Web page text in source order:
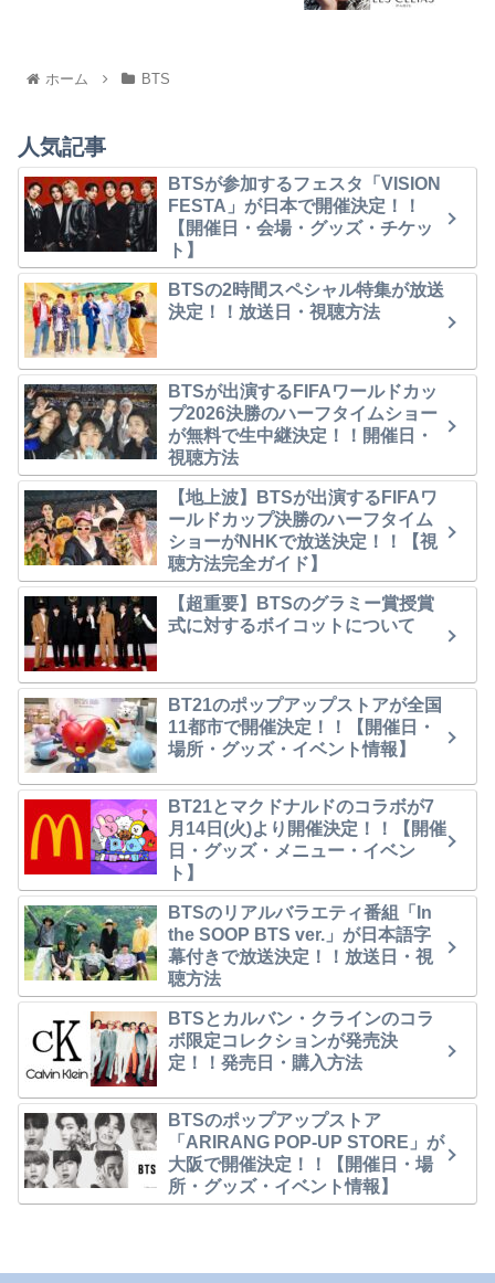
ホーム BTS
人気記事
BTSが参加するフェスタ「VISION
FESTA」が日本で開催決定！！
【開催日・会場・グッズ・チケッ
ト】
BTSの2時間スペシャル特集が放送
決定！！放送日・視聴方法
BTSが出演するFIFAワールドカッ
プ2026決勝のハーフタイムショー
が無料で生中継決定！！開催日・
視聴方法
【地上波】BTSが出演するFIFAワ
ールドカップ決勝のハーフタイム
ショーがNHKで放送決定！！【視
聴方法完全ガイド】
【超重要】BTSのグラミー賞授賞
式に対するボイコットについて
BT21のポップアップストアが全国
11都市で開催決定！！【開催日・
場所・グッズ・イベント情報】
BT21とマクドナルドのコラボが7
月14日(火)より開催決定！！【開催
日・グッズ・メニュー・イベン
ト】
BTSのリアルバラエティ番組「In
the SOOP BTS ver.」が日本語字
幕付きで放送決定！！放送日・視
聴方法
BTSとカルバン・クラインのコラ
ボ限定コレクションが発売決
定！！発売日・購入方法
BTSのポップアップストア
「ARIRANG POP-UP STORE」が
大阪で開催決定！！【開催日・場
所・グッズ・イベント情報】